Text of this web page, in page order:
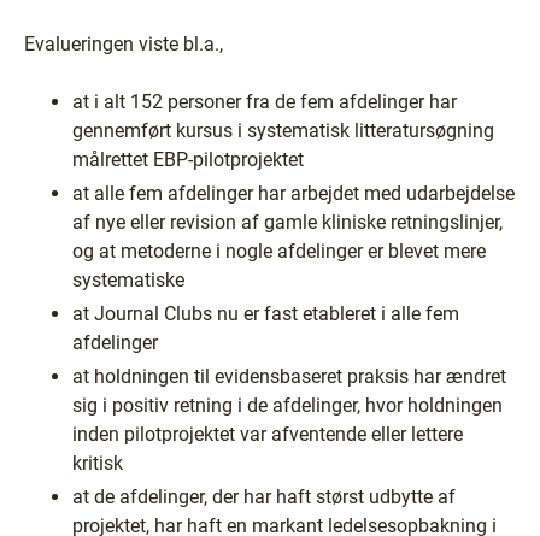
Evalueringen viste bl.a.,
at i alt 152 personer fra de fem afdelinger har
gennemført kursus i systematisk litteratursøgning
målrettet EBP-pilotprojektet
at alle fem afdelinger har arbejdet med udarbejdelse
af nye eller revision af gamle kliniske retningslinjer,
og at metoderne i nogle afdelinger er blevet mere
systematiske
at Journal Clubs nu er fast etableret i alle fem
afdelinger
at holdningen til evidensbaseret praksis har ændret
sig i positiv retning i de afdelinger, hvor holdningen
inden pilotprojektet var afventende eller lettere
kritisk
at de afdelinger, der har haft størst udbytte af
projektet, har haft en markant ledelsesopbakning i